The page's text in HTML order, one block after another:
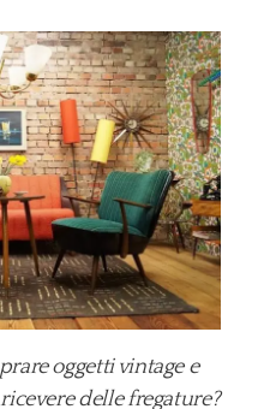
oggetti vintage e
delle fregature?